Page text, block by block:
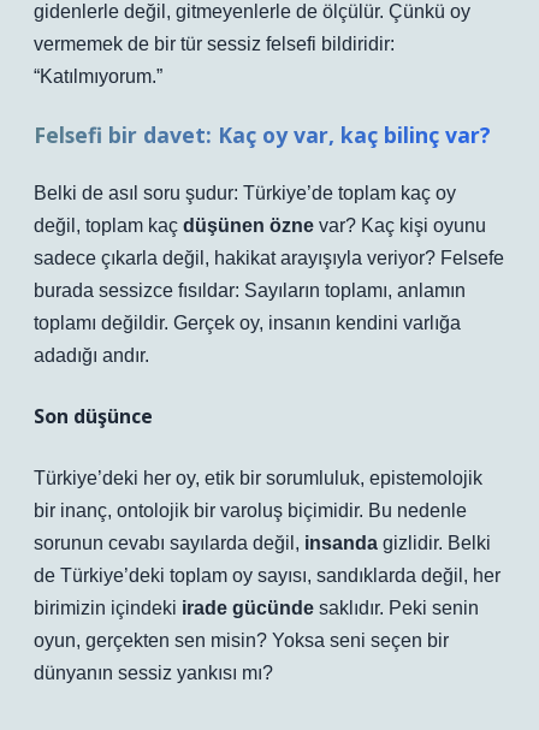
gidenlerle değil, gitmeyenlerle de ölçülür. Çünkü oy
vermemek de bir tür sessiz felsefi bildiridir:
“Katılmıyorum.”
Felsefi bir davet: Kaç oy var, kaç bilinç var?
Belki de asıl soru şudur: Türkiye’de toplam kaç oy
değil, toplam kaç düşünen özne var? Kaç kişi oyunu
sadece çıkarla değil, hakikat arayışıyla veriyor? Felsefe
burada sessizce fısıldar: Sayıların toplamı, anlamın
toplamı değildir. Gerçek oy, insanın kendini varlığa
adadığı andır.
Son düşünce
Türkiye’deki her oy, etik bir sorumluluk, epistemolojik
bir inanç, ontolojik bir varoluş biçimidir. Bu nedenle
sorunun cevabı sayılarda değil, insanda gizlidir. Belki
de Türkiye’deki toplam oy sayısı, sandıklarda değil, her
birimizin içindeki irade gücünde saklıdır. Peki senin
oyun, gerçekten sen misin? Yoksa seni seçen bir
dünyanın sessiz yankısı mı?